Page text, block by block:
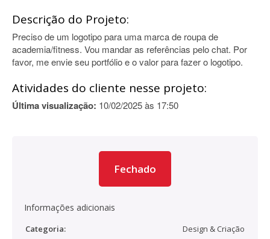
Descrição do Projeto:
Preciso de um logotipo para uma marca de roupa de
academia/fitness. Vou mandar as referências pelo chat. Por
favor, me envie seu portfólio e o valor para fazer o logotipo.
Atividades do cliente nesse projeto:
Última visualização: 10/02/2025 às 17:50
Fechado
Informações adicionais
Categoria:
Design & Criação